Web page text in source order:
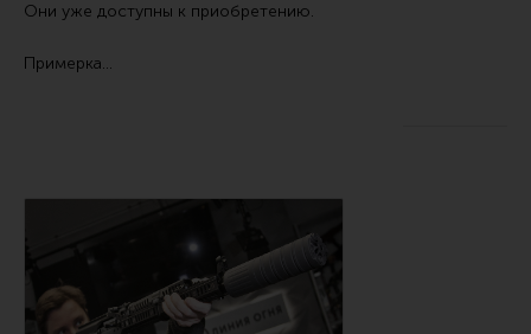
Пневматика
Стрелковые очки
Разгрузочные системы и защита
Защита головы
Они уже доступны к приобретению.
Примерка…